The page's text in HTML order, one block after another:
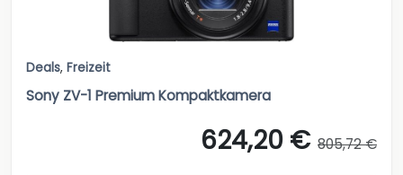
Deals, Freizeit
Sony ZV-1 Premium Kompaktkamera
624,20 € 805,72 €